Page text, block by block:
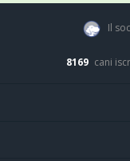
Il
8169 cani